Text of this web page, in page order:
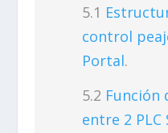
control
Portal.
Función
entre 2 PLC